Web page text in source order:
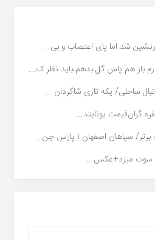
شد اما پای اعتصاب و بی ...
باز هم پاس گل بدهم،باید نظر ک...
ساحلی/ یکه تازی شاگردان ...
گران‌قیمت یونایتد...
اصفهان ۱ پارس جن...
سوت میزد+عکس...